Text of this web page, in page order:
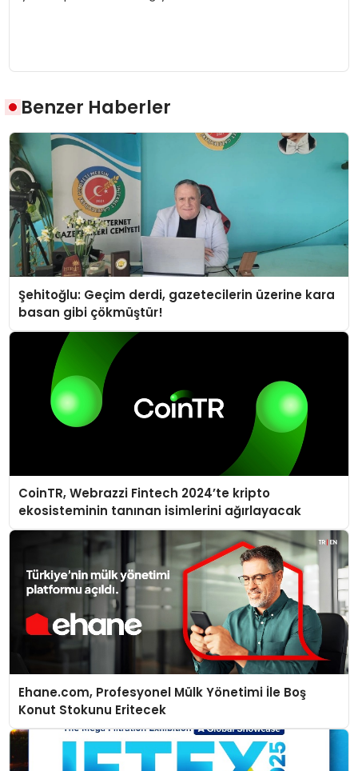
Benzer Haberler
Şehitoğlu: Geçim derdi, gazetecilerin üzerine kara
basan gibi çökmüştür!
CoinTR, Webrazzi Fintech 2024’te kripto
ekosisteminin tanınan isimlerini ağırlayacak
Ehane.com, Profesyonel Mülk Yönetimi İle Boş
Konut Stokunu Eritecek